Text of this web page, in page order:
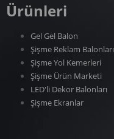
Ürünleri
Gel Gel Balon
Şişme Reklam Balonları
Şişme Yol Kemerleri
Şişme Ürün Marketi
LED'li Dekor Balonları
Şişme Ekranlar